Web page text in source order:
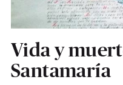
Vida y
Santamaría